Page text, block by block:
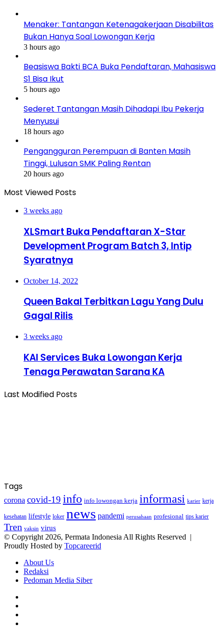
Menaker: Tantangan Ketenagakerjaan Disabilitas
Bukan Hanya Soal Lowongan Kerja
3 hours ago
Beasiswa Bakti BCA Buka Pendaftaran, Mahasiswa
S1 Bisa Ikut
5 hours ago
Sederet Tantangan Masih Dihadapi Ibu Pekerja
Menyusui
18 hours ago
Pengangguran Perempuan di Banten Masih
Tinggi, Lulusan SMK Paling Rentan
20 hours ago
Most Viewed Posts
3 weeks ago
XLSmart Buka Pendaftaran X-Star
Development Program Batch 3, Intip
Syaratnya
October 14, 2022
Queen Bakal Terbitkan Lagu Yang Dulu
Gagal Rilis
3 weeks ago
KAI Services Buka Lowongan Kerja
Tenaga Perawatan Sarana KA
Last Modified Posts
Tags
corona covid-19 info info lowongan kerja informasi karier kerja
kesehatan lifestyle loker news pandemi perusahaan profesional tips karier
Tren vaksin virus
© Copyright 2026, Permata Indonesia All Rights Reserved |
Proudly Hosted by Topcareerid
About Us
Redaksi
Pedoman Media Siber